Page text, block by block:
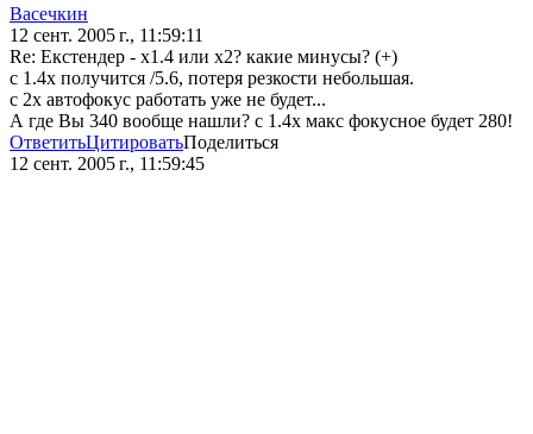
Васечкин
12 сент. 2005 г., 11:59:11
Re: Екстендер - х1.4 или х2? какие минусы? (+)
с 1.4х получится /5.6, потеря резкости небольшая.
с 2х автофокус работать уже не будет...
А где Вы 340 вообще нашли? с 1.4х макс фокусное будет 280!
ОтветитьЦитироватьПоделиться
12 сент. 2005 г., 11:59:45